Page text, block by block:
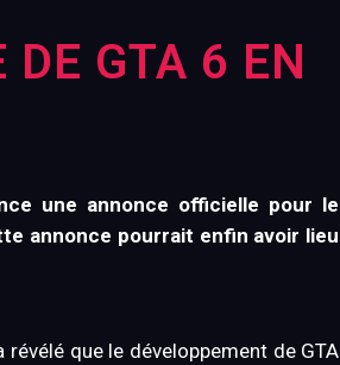
DE GTA 6 EN
une annonce officielle pour le
annonce pourrait enfin avoir lieu
que le développement de GTA